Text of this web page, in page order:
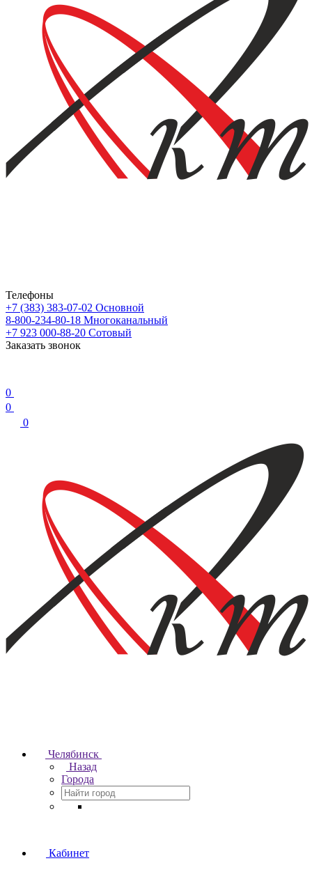
Телефоны
+7 (383) 383-07-02 Основной
8-800-234-80-18 Многоканальный
+7 923 000-88-20 Сотовый
Заказать звонок
0
0
0
Челябинск
Назад
Города
Кабинет